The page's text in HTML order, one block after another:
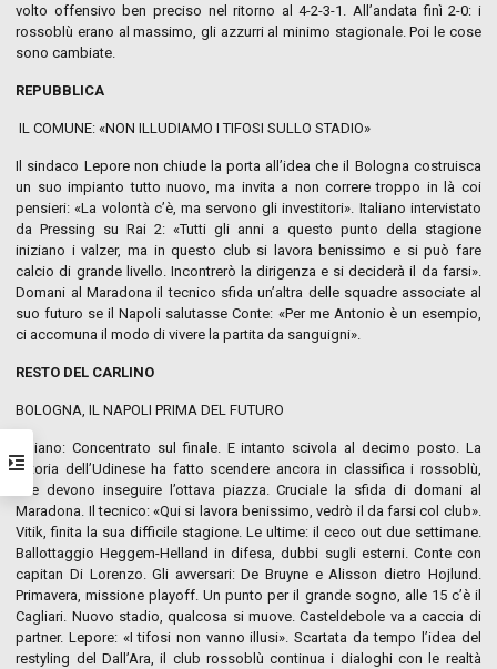
volto offensivo ben preciso nel ritorno al 4-2-3-1. All’andata finì 2-0: i
rossoblù erano al massimo, gli azzurri al minimo stagionale. Poi le cose
sono cambiate.
REPUBBLICA
IL COMUNE: «NON ILLUDIAMO I TIFOSI SULLO STADIO»
Il sindaco Lepore non chiude la porta all’idea che il Bologna costruisca
un suo impianto tutto nuovo, ma invita a non correre troppo in là coi
pensieri: «La volontà c’è, ma servono gli investitori». Italiano intervistato
da Pressing su Rai 2: «Tutti gli anni a questo punto della stagione
iniziano i valzer, ma in questo club si lavora benissimo e si può fare
calcio di grande livello. Incontrerò la dirigenza e si deciderà il da farsi».
Domani al Maradona il tecnico sfida un’altra delle squadre associate al
suo futuro se il Napoli salutasse Conte: «Per me Antonio è un esempio,
ci accomuna il modo di vivere la partita da sanguigni».
RESTO DEL CARLINO
BOLOGNA, IL NAPOLI PRIMA DEL FUTURO
Italiano: Concentrato sul finale. E intanto scivola al decimo posto. La
vittoria dell’Udinese ha fatto scendere ancora in classifica i rossoblù,
che devono inseguire l’ottava piazza. Cruciale la sfida di domani al
Maradona. Il tecnico: «Qui si lavora benissimo, vedrò il da farsi col club».
Vitik, finita la sua difficile stagione. Le ultime: il ceco out due settimane.
Ballottaggio Heggem-Helland in difesa, dubbi sugli esterni. Conte con
capitan Di Lorenzo. Gli avversari: De Bruyne e Alisson dietro Hojlund.
Primavera, missione playoff. Un punto per il grande sogno, alle 15 c’è il
Cagliari. Nuovo stadio, qualcosa si muove. Casteldebole va a caccia di
partner. Lepore: «I tifosi non vanno illusi». Scartata da tempo l’idea del
restyling del Dall’Ara, il club rossoblù continua i dialoghi con le realtà